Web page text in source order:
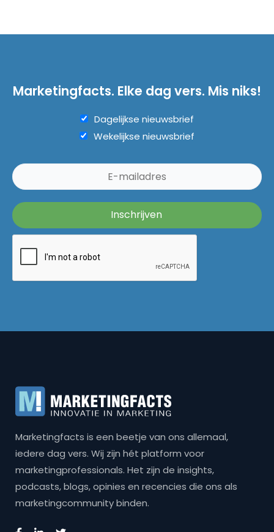
Marketingfacts. Elke dag vers. Mis niks!
Dagelijkse nieuwsbrief
Wekelijkse nieuwsbrief
Marketingfacts is een beetje van ons allemaal,
iedere dag vers. Wij zijn hét platform voor
marketingprofessionals. Het zijn de insights,
podcasts, blogs, opinies en recencies die ons als
marketingcommunity binden.